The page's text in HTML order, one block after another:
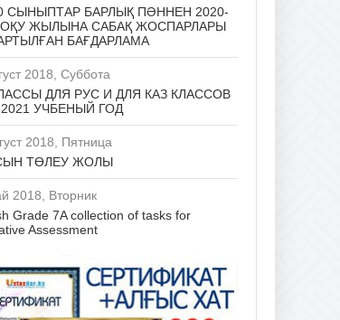
СЫНЫПТАР БАРЛЫҚ ПӘННЕН 2020-
ОҚУ ЖЫЛЫНА САБАҚ ЖОСПАРЛАРЫ
БАҒДАРЛАМА
2018, Суббота
ДЛЯ РУС И ДЛЯ КАЗ КЛАССОВ
2021 УЧБЕНЫЙ ГОД
2018, Пятница
ТӨЛЕУ ЖОЛЫ
2018, Вторник
Grade 7A collection of tasks for
Assessment